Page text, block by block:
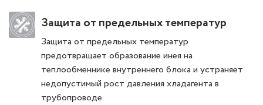
Защита от предельных температур
Защита от предельных температур
предотвращает образование инея на
теплообменнике внутреннего блока и устраняет
недопустимый рост давления хладагента в
трубопроводе.